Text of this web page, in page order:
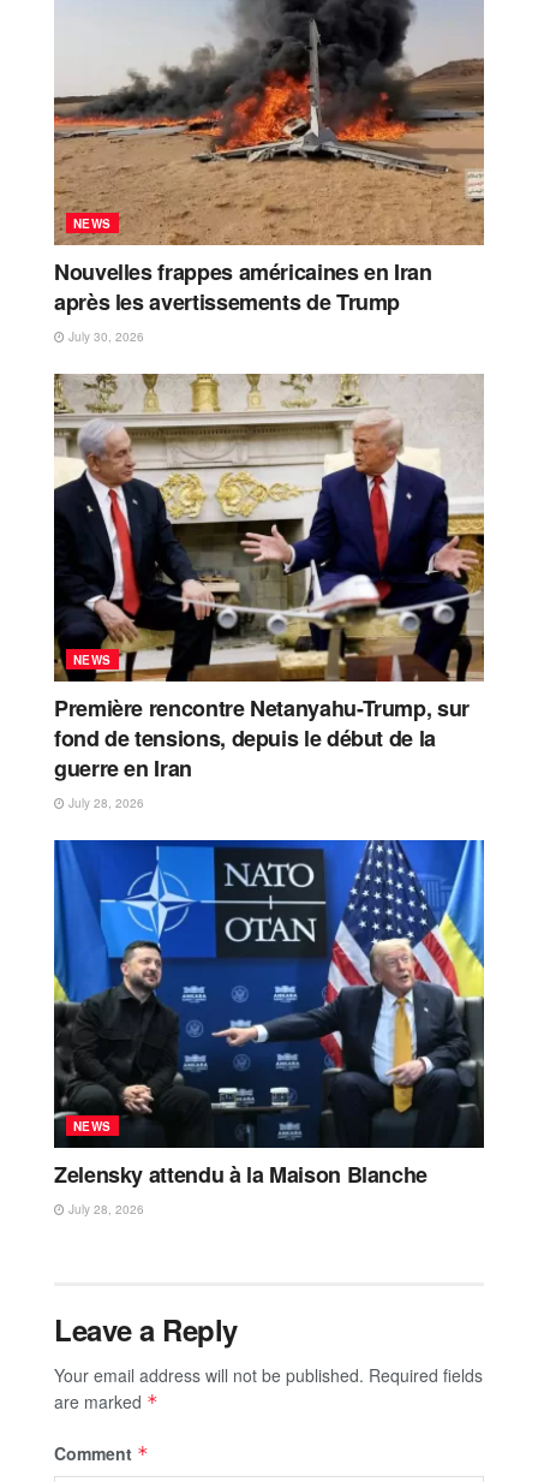
NEWS
Nouvelles frappes américaines en Iran
après les avertissements de Trump
July 30, 2026
NEWS
Première rencontre Netanyahu-Trump, sur
fond de tensions, depuis le début de la
guerre en Iran
July 28, 2026
NEWS
Zelensky attendu à la Maison Blanche
July 28, 2026
Leave a Reply
Your email address will not be published. Required fields
are marked *
Comment *